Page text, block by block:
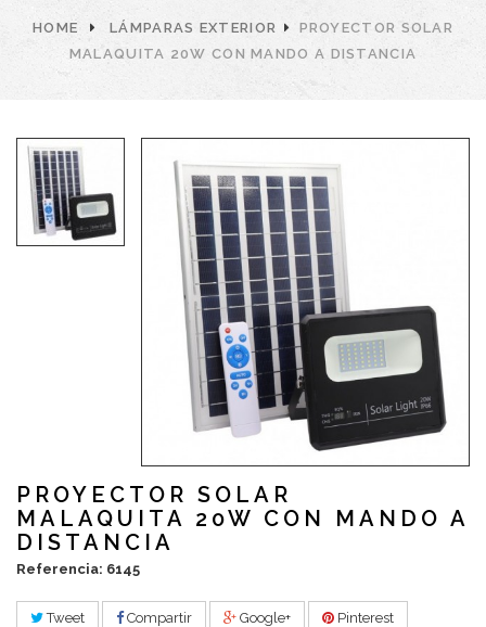
HOME LÁMPARAS EXTERIOR
PROYECTOR SOLAR
MALAQUITA 20W CON MANDO A DISTANCIA
PROYECTOR SOLAR
MALAQUITA 20W CON MANDO A
DISTANCIA
Referencia: 6145
Tweet Compartir Google+ Pinterest